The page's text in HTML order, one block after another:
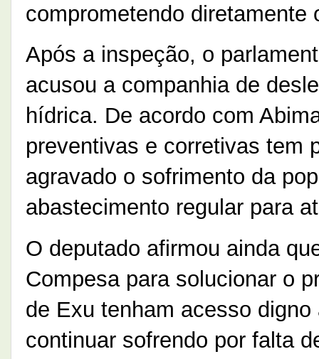
comprometendo
Após a inspeção, o
acusou a companhia de
hídrica. De acordo com
preventivas e corretivas tem
agravado o sofrimento da
abastecimento regular para
O deputado afirmou ainda
Compesa para solucionar o
de Exu tenham acesso digno
continuar sofrendo por falta